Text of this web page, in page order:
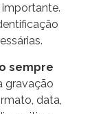
sempre
gravação
data,